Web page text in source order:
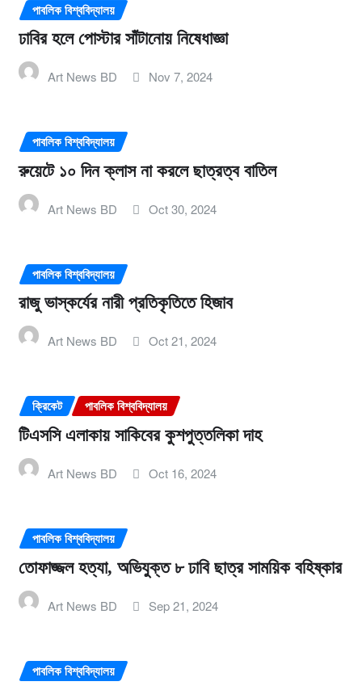
পাবলিক বিশ্ববিদ্যালয়
ঢাবির হলে পোস্টার সাঁটানোয় নিষেধাজ্ঞা
Art News BD Nov 7, 2024
পাবলিক বিশ্ববিদ্যালয়
রুয়েটে ১০ দিন ক্লাস না করলে ছাত্রত্ব বাতিল
Art News BD Oct 30, 2024
পাবলিক বিশ্ববিদ্যালয়
রাজু ভাস্কর্যের নারী প্রতিকৃতিতে হিজাব
Art News BD Oct 21, 2024
ক্রিকেট পাবলিক বিশ্ববিদ্যালয়
টিএসসি এলাকায় সাকিবের কুশপুত্তলিকা দাহ
Art News BD Oct 16, 2024
পাবলিক বিশ্ববিদ্যালয়
তোফাজ্জল হত্যা, অভিযুক্ত ৮ ঢাবি ছাত্র সাময়িক বহিষ্কার
Art News BD Sep 21, 2024
পাবলিক বিশ্ববিদ্যালয়